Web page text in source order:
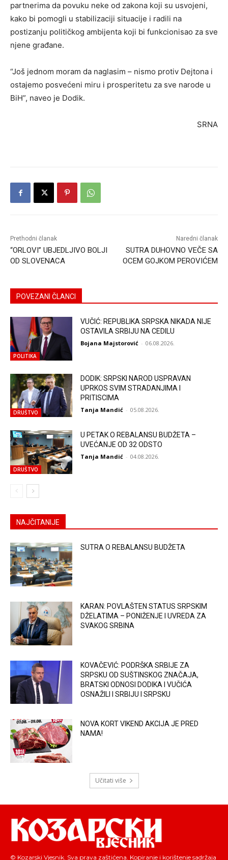
partnerima da povuku neke od zakona koji su usvojeni,
kako bi pomogli u stabilizaciji situacije i radili na
postizanju političkog ambijenta koji bi funkcionisao za sve
njene građane.
“Još jednom moram da naglasim – nismo protiv Dejtona i
ostajemo posvećeni miru i prosperitetu za sve narode u
BiH”, naveo je Dodik.
SRNA
Prethodni članak
“ORLOVI” UBJEDLJIVO BOLJI
OD SLOVENACA
Naredni članak
SUTRA DUHOVNO VEČE SA
OCEM GOJKOM PEROVIĆEM
POVEZANI ČLANCI
POLITIKA
VUČIĆ: REPUBLIKA SRPSKA NIKADA NIJE
OSTAVILA SRBIJU NA CEDILU
Bojana Majstorović - 06.08.2026.
DRUŠTVO
DODIK: SRPSKI NAROD USPRAVAN
UPRKOS SVIM STRADANJIMA I
PRITISCIMA
Tanja Mandić - 05.08.2026.
DRUŠTVO
U PETAK O REBALANSU BUDŽETA –
UVEĆANJE OD 32 ODSTO
Tanja Mandić - 04.08.2026.
NAJČITANIJE
SUTRA O REBALANSU BUDŽETA
KARAN: POVLAŠTEN STATUS SRPSKIM
DŽELATIMA – PONIŽENJE I UVREDA ZA
SVAKOG SRBINA
KOVAČEVIĆ: PODRŠKA SRBIJE ZA
SRPSKU OD SUŠTINSKOG ZNAČAJA,
BRATSKI ODNOSI DODIKA I VUČIĆA
OSNAŽILI I SRBIJU I SRPSKU
NOVA KORT VIKEND AKCIJA JE PRED
NAMA!
Učitati više
© Kozarski Vjesnik. Sva prava zaštićena. Kopiranje i korištenje sadržaja